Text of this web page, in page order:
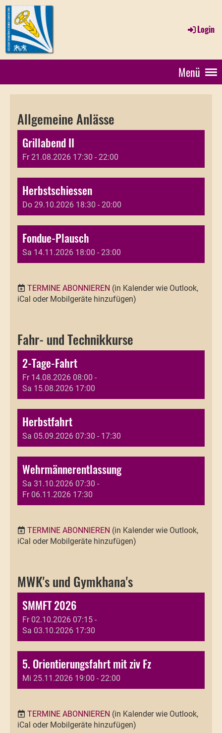
Login
Menü
Allgemeine Anlässe
Grillabend II
Fr 21.08.2026 17:30 - 22:00
Herbstschiessen
Do 29.10.2026 18:30 - 20:00
Fondue-Plausch
Sa 14.11.2026 18:00 - 23:00
TERMINE ABONNIEREN (in Kalender wie Outlook,
iCal oder Mobilgeräte hinzufügen)
Fahr- und Technikkurse
2-Tage-Fahrt
Fr 14.08.2026 08:00 -
Sa 15.08.2026 17:00
Herbstfahrt
Sa 05.09.2026 07:30 - 17:30
Wehrmännerentlassung
Sa 31.10.2026 07:30 -
Fr 06.11.2026 17:30
TERMINE ABONNIEREN (in Kalender wie Outlook,
iCal oder Mobilgeräte hinzufügen)
MWK's und Gymkhana's
SMMFT 2026
Fr 02.10.2026 07:15 -
Sa 03.10.2026 17:30
5. Orientierungsfahrt mit ziv Fz
Mi 25.11.2026 19:00 - 22:00
TERMINE ABONNIEREN (in Kalender wie Outlook,
iCal oder Mobilgeräte hinzufügen)